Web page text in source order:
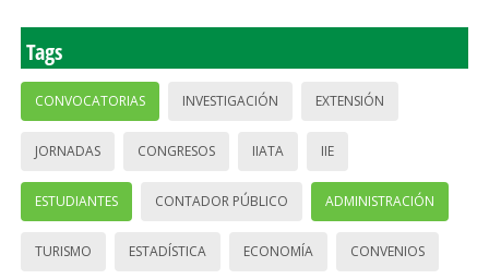
Tags
CONVOCATORIAS INVESTIGACIÓN EXTENSIÓN
JORNADAS CONGRESOS IIATA IIE
ESTUDIANTES CONTADOR PÚBLICO ADMINISTRACIÓN
TURISMO ESTADÍSTICA ECONOMÍA CONVENIOS